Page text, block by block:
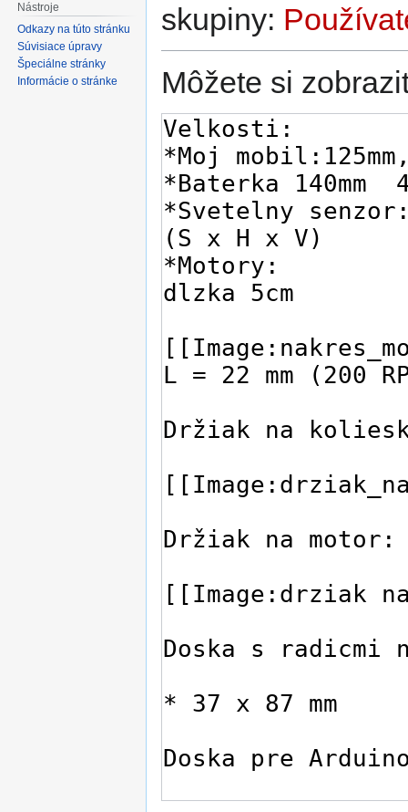
skupiny:
Môžete si
Nástroje
Odkazy na túto stránku
Súvisiace úpravy
Špeciálne stránky
Informácie o stránke